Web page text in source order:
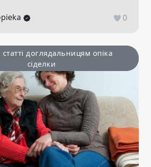
0
статті доглядальницям опіка
сіделки